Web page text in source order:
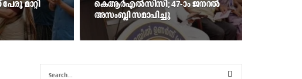
മാറ്റി
കെആര്‍എല്‍സിസി; 47-ാം ജനറല്‍
അസംബ്ലി സമാപിച്ചു